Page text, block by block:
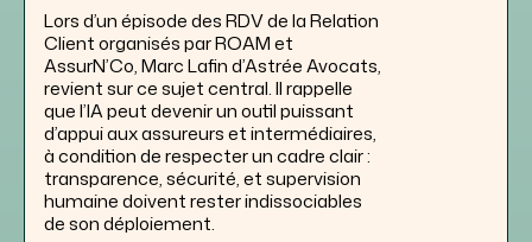
Lors d’un épisode des RDV de la Relation
Client organisés par ROAM et
AssurN’Co, Marc Lafin d’Astrée Avocats,
revient sur ce sujet central. Il rappelle
que l’IA peut devenir un outil puissant
d’appui aux assureurs et intermédiaires,
à condition de respecter un cadre clair :
transparence, sécurité, et supervision
humaine doivent rester indissociables
de son déploiement.